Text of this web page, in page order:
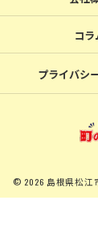
コラ
プライバシ
© 2026 島根県松江